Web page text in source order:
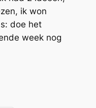
ik won
doe het
week nog